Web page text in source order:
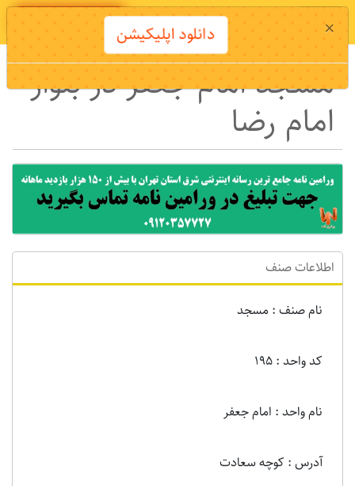
دانلود اپلیکیشن
مسجد امام جعفر در بلوار
امام رضا
اطلاعات صنف
نام صنف : مسجد
کد واحد : 195
نام واحد : امام جعفر
آدرس : کوچه سعادت
× دانلود اپلیکیشن